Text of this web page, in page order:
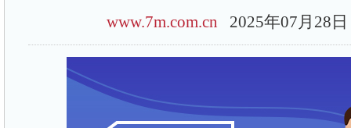
www.7m.com.cn 2025年07月28